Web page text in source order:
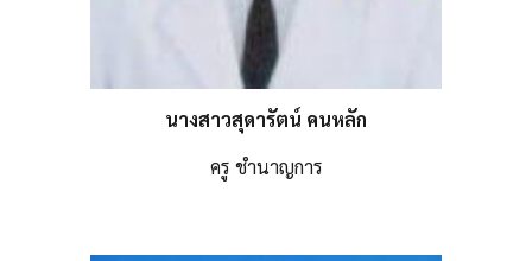
นางสาวสุดารัตน์ คนหลัก
ครู ชำนาญการ